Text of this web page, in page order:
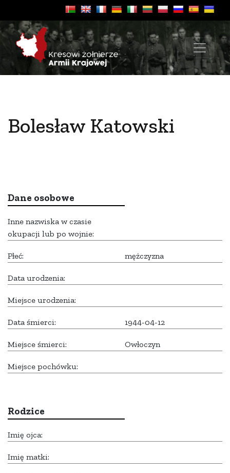
Bolesław Katowski
Dane osobowe
Inne nazwiska w czasie
okupacji lub po wojnie:
Płeć: mężczyzna
Data urodzenia:
Miejsce urodzenia:
Data śmierci: 1944-04-12
Miejsce śmierci: Owłoczyn
Miejsce pochówku:
Rodzice
Imię ojca:
Imię matki: